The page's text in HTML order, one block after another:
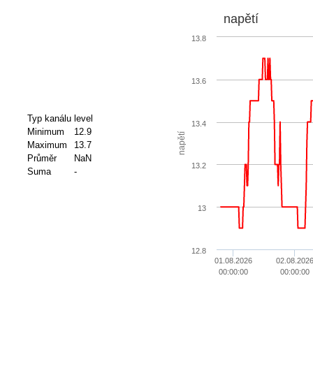
Typ kanálu level
Minimum
12.9
Maximum
13.7
Průměr
NaN
Suma
-
napětí
napětí
01.08.2026
00:00:00
02.08.2026
00:00:00
12.8
13
13.2
13.4
13.6
13.8